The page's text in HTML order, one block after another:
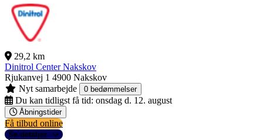
29,2 km
Dinitrol Center Nakskov
Rjukanvej 1 4900 Nakskov
Nyt samarbejde
0 bedømmelser
Du kan tidligst få tid: onsdag d. 12. august
Åbningstider
Få tilbud online
Se detaljer